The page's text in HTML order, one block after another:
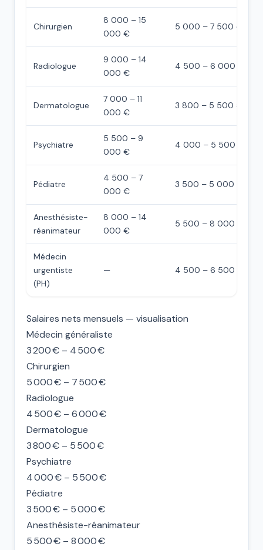
Chirurgien
8 000 – 15
000 €
5 000 – 7 500 €
Radiologue
9 000 – 14
000 €
4 500 – 6 000 €
Dermatologue
7 000 – 11
000 €
3 800 – 5 500 €
Psychiatre
5 500 – 9
000 €
4 000 – 5 500 €
Pédiatre
4 500 – 7
000 €
3 500 – 5 000 €
Anesthésiste-
réanimateur
8 000 – 14
000 €
5 500 – 8 000 €
Médecin
urgentiste
(PH)
— 4 500 – 6 500 €
Salaires nets mensuels — visualisation
Médecin généraliste
3 200 € – 4 500 €
Chirurgien
5 000 € – 7 500 €
Radiologue
4 500 € – 6 000 €
Dermatologue
3 800 € – 5 500 €
Psychiatre
4 000 € – 5 500 €
Pédiatre
3 500 € – 5 000 €
Anesthésiste-réanimateur
5 500 € – 8 000 €